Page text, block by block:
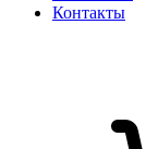
Контакты